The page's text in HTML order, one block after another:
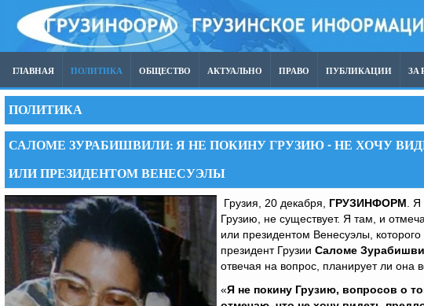
ГЛАВНАЯ ПОЛИТИКА ОБЩЕСТВО АКТУАЛЬНО ПРАВО ПУБЛИКАЦИИ ЗА
ПОЛИТИКА
САЛОМЕ ЗУРАБИШВИЛИ: Я НЕ ПОКИНУ ГРУЗИЮ - НЕ ХОЧУ
ИЛИ ПРЕЗИДЕНТОМ ВЕНЕСУЭЛЫ
Грузия, 20 декабря, ГРУЗИНФОРМ .
Грузию, не существует. Я там, и
или президентом Венесуэлы,
президент Грузии Саломе
отвечая на вопрос, планирует ли она
«Я не покину Грузию, вопросов о